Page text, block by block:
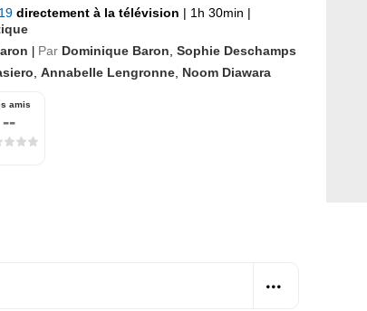
directement à la télévision | 1h 30min |
| Par Dominique Baron Sophie Deschamps
Annabelle Lengronne Noom Diawara
amis
--